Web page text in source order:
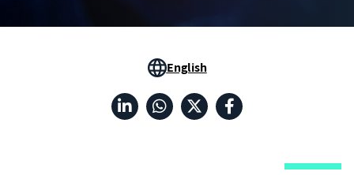
English